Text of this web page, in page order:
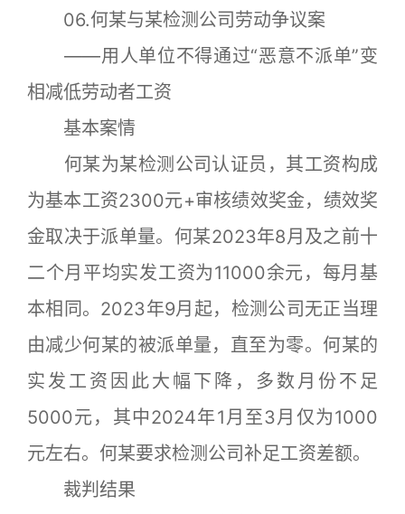
06.何某与某检测公司劳动争议案
——用人单位不得通过“恶意不派单”变
相减低劳动者工资
基本案情
何某为某检测公司认证员，其工资构成
为基本工资2300元+审核绩效奖金，绩效奖
金取决于派单量。何某2023年8月及之前十
二个月平均实发工资为11000余元，每月基
本相同。2023年9月起，检测公司无正当理
由减少何某的被派单量，直至为零。何某的
实发工资因此大幅下降，多数月份不足
5000元，其中2024年1月至3月仅为1000
元左右。何某要求检测公司补足工资差额。
裁判结果